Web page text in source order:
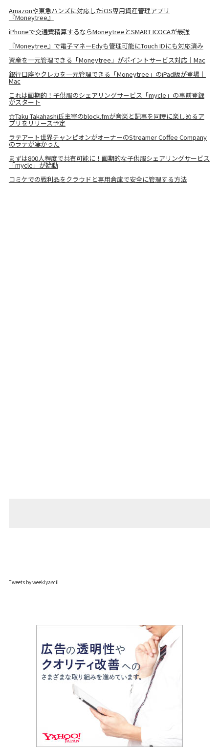
Amazonや東急ハンズに対応したiOS専用資産管理アプリ
『Moneytree』
iPhoneで交通費精算するならMoneytreeとSMART ICOCAが最強
『Moneytree』で電子マネーEdyも管理可能にTouch IDにも対応済み
資産を一元管理できる「Moneytree」がポイントサービス対応｜Mac
銀行口座やクレカを一元管理できる「Moneytree」のiPad版が登場｜
Mac
これは画期的！子供服のシェアリングサービス「mycle」の事前登録
がスタート
☆Taku Takahashi氏主宰のblock.fmが音楽と記事を同時に楽しめるア
プリをリリース予定
ラテアート世界チャンピオンがオーナーのStreamer Coffee Company
のラテが凄かった
まずは800人程度で共有可能に！画期的な子供服シェアリングサービス
「mycle」が始動
コミケでの戦利品をクラウドと専用倉庫で安全に管理する方法
Tweets by weeklyascii